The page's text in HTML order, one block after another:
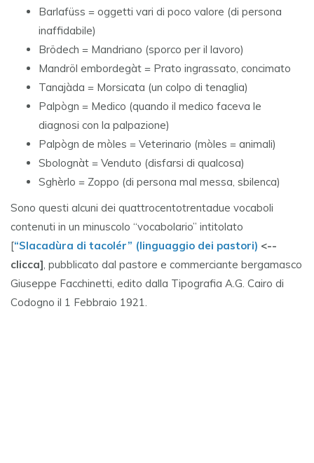
Barlafüss = oggetti vari di poco valore (di persona
inaffidabile)
Brödech = Mandriano (sporco per il lavoro)
Mandröl embordegàt = Prato ingrassato, concimato
Tanajàda = Morsicata (un colpo di tenaglia)
Palpògn = Medico (quando il medico faceva le
diagnosi con la palpazione)
Palpògn de mòles = Veterinario (mòles = animali)
Sbolognàt = Venduto (disfarsi di qualcosa)
Sghèrlo = Zoppo (di persona mal messa, sbilenca)
Sono questi alcuni dei quattrocentotrentadue vocaboli
contenuti in un minuscolo “vocabolario” intitolato
[“Slacadùra di tacolér” (linguaggio dei pastori) <--
clicca], pubblicato dal pastore e commerciante bergamasco
Giuseppe Facchinetti, edito dalla Tipografia A.G. Cairo di
Codogno il 1 Febbraio 1921.